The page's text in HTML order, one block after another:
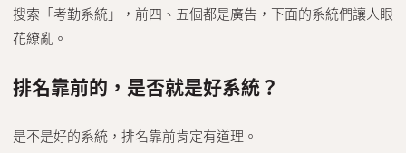
搜索「考勤系統」，前四、五個都是廣告，下面的系統們讓人眼
花繚亂。
排名靠前的，是否就是好系統？
是不是好的系統，排名靠前肯定有道理。